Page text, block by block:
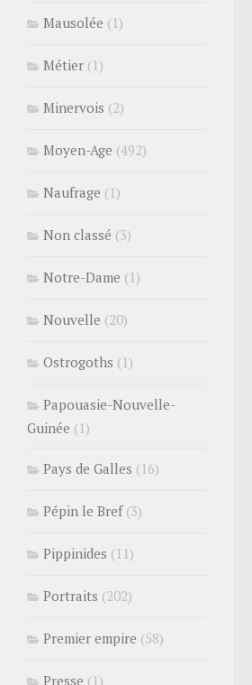
Mausolée (1)
Métier (1)
Minervois (2)
Moyen-Age (492)
Naufrage (1)
Non classé (3)
Notre-Dame (1)
Nouvelle (20)
Ostrogoths (1)
Papouasie-Nouvelle-
Guinée (1)
Pays de Galles (16)
Pépin le Bref(3)
Pippinides (11)
Portraits (202)
Premier empire (58)
Presse (1)